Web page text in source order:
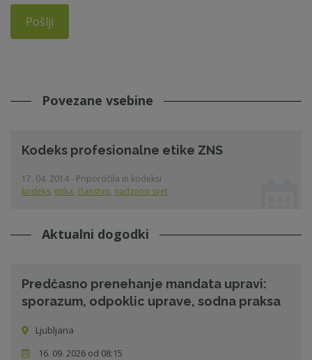
Pošlji
Povezane vsebine
Kodeks profesionalne etike ZNS
17. 04. 2014 - Priporočila in kodeksi
kodeks, etika, članstvo, nadzorni svet
Aktualni dogodki
Predčasno prenehanje mandata upravi:
sporazum, odpoklic uprave, sodna praksa
Ljubljana
16. 09. 2026 od 08:15